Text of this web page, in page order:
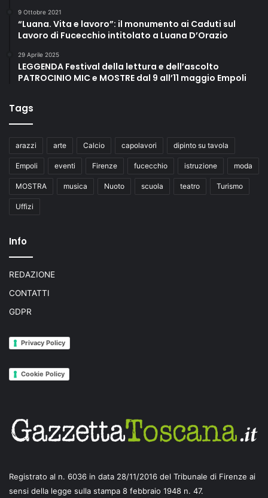
9 Ottobre 2021
“Luana. Vita e lavoro”: il monumento ai Caduti sul
Lavoro di Fucecchio intitolato a Luana D’Orazio
29 Aprile 2025
LEGGENDA Festival della lettura e dell’ascolto
PATROCINIO MIC e MOSTRE dal 9 all’11 maggio Empoli
Tags
arazzi arte Calcio capolavori dipinto su tavola
Empoli eventi Firenze fucecchio istruzione moda
MOSTRA musica Nuoto scuola teatro Turismo
Uffizi
Info
REDAZIONE
CONTATTI
GDPR
Privacy Policy
Cookie Policy
Registrato al n. 6036 in data 28/11/2016 del Tribunale di Firenze ai
sensi della legge sulla stampa 8 febbraio 1948 n. 47.